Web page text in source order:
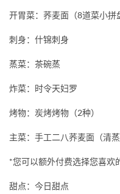
开胃菜：荞麦面（8道菜小拼
刺身：什锦刺身
蒸菜：茶碗蒸
炸菜：时令天妇罗
烤物：炭烤烤物（2种）
主菜：手工二八荞麦面（清
*您可以额外付费选择您喜欢
甜点：今日甜点